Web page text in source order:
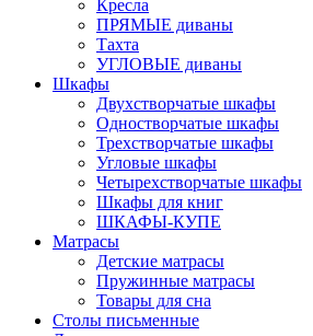
Кресла
ПРЯМЫЕ диваны
Тахта
УГЛОВЫЕ диваны
Шкафы
Двухстворчатые шкафы
Одностворчатые шкафы
Трехстворчатые шкафы
Угловые шкафы
Четырехстворчатые шкафы
Шкафы для книг
ШКАФЫ-КУПЕ
Матрасы
Детские матрасы
Пружинные матрасы
Товары для сна
Столы письменные